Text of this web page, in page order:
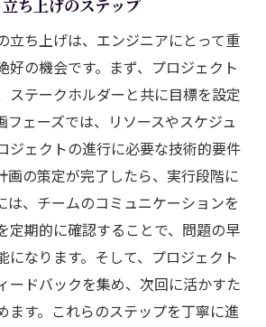
ち上げのステップ
立ち上げは、エンジニアにとって重
好の機会です。まず、プロジェクト
ステークホルダーと共に目標を設定
フェーズでは、リソースやスケジュ
ジェクトの進行に必要な技術的要件
画の策定が完了したら、実行段階に
は、チームのコミュニケーションを
定期的に確認することで、問題の早
になります。そして、プロジェクト
ードバックを集め、次回に活かすた
ます。これらのステップを丁寧に進